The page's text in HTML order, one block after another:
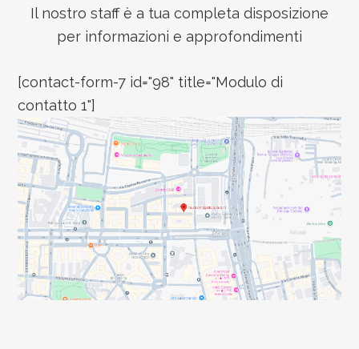
Il nostro staff è a tua completa disposizione
per informazioni e approfondimenti
[contact-form-7 id="98" title="Modulo di
contatto 1"]